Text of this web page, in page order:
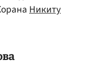
Никиту